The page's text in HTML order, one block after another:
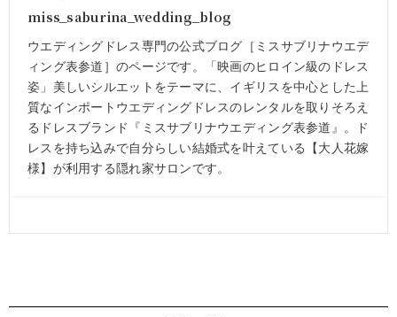
miss_saburina_wedding_blog
ウエディングドレス専門の公式ブログ［ミスサブリナウエデ
ィング表参道］のページです。「映画のヒロイン級のドレス
姿」美しいシルエットをテーマに、イギリスを中心とした上
質なインポートウエディングドレスのレンタルを取りそろえ
るドレスブランド『ミスサブリナウエディング表参道』。ド
レスを持ち込みで自分らしい結婚式を叶えている【大人花嫁
様】が利用する隠れ家サロンです。